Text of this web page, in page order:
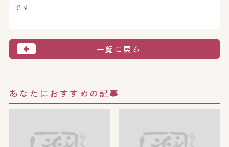
です
一覧に戻る
あなたにおすすめの記事